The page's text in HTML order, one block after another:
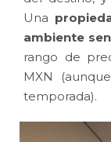
Una
ambiente
rango de
MXN
temporada).